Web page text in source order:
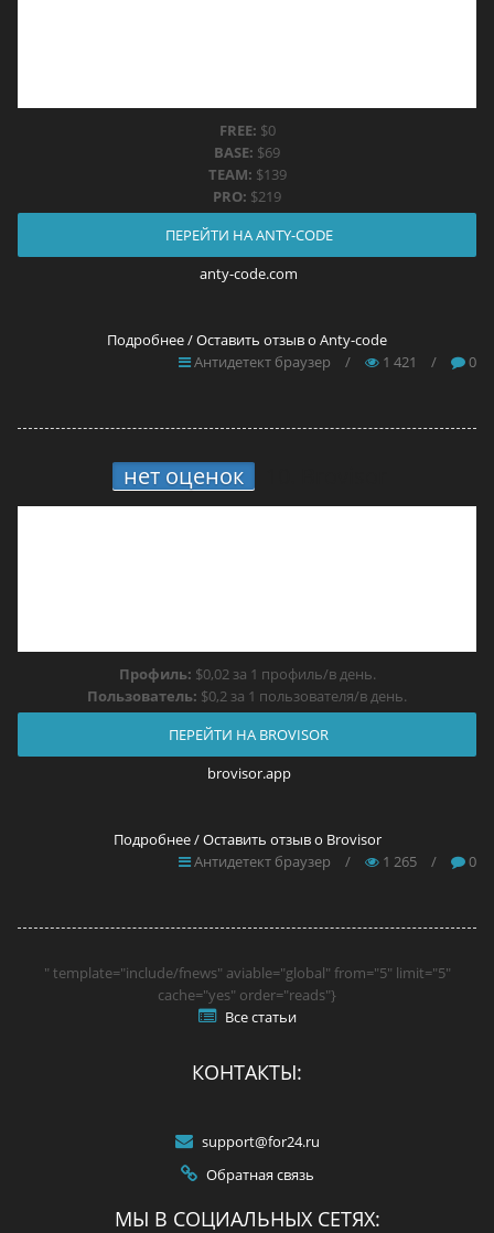
FREE: $0
BASE: $69
TEAM: $139
PRO: $219
ПЕРЕЙТИ НА ANTY-CODE
anty-code.com
Подробнее / Оставить отзыв о Anty-code
Антидетект браузер
/ 1 421 / 0
нет оценок
Профиль: $0,02 за 1 профиль/в день.
Пользователь: $0,2 за 1 пользователя/в день.
ПЕРЕЙТИ НА BROVISOR
brovisor.app
Подробнее / Оставить отзыв о Brovisor
Антидетект браузер
/ 1 265 / 0
" template="include/fnews" aviable="global" from="5" limit="5"
cache="yes" order="reads"}
Все статьи
КОНТАКТЫ:
support@for24.ru
Обратная связь
МЫ В СОЦИАЛЬНЫХ СЕТЯХ: